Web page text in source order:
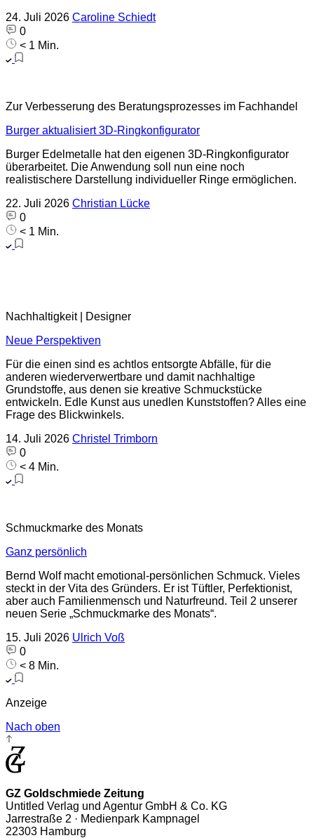
24. Juli 2026 Caroline Schiedt
0
< 1 Min.
Zur Verbesserung des Beratungsprozesses im Fachhandel
Burger aktualisiert 3D-Ringkonfigurator
Burger Edelmetalle hat den eigenen 3D-Ringkonfigurator
überarbeitet. Die Anwendung soll nun eine noch
realistischere Darstellung individueller Ringe ermöglichen.
22. Juli 2026 Christian Lücke
0
< 1 Min.
Nachhaltigkeit | Designer
Neue Perspektiven
Für die einen sind es achtlos entsorgte Abfälle, für die
anderen wiederverwertbare und damit nachhaltige
Grundstoffe, aus denen sie kreative Schmuckstücke
entwickeln. Edle Kunst aus unedlen Kunststoffen? Alles eine
Frage des Blickwinkels.
14. Juli 2026 Christel Trimborn
0
< 4 Min.
Schmuckmarke des Monats
Ganz persönlich
Bernd Wolf macht emotional-persönlichen Schmuck. Vieles
steckt in der Vita des Gründers. Er ist Tüftler, Perfektionist,
aber auch Familienmensch und Naturfreund. Teil 2 unserer
neuen Serie „Schmuckmarke des Monats“.
15. Juli 2026 Ulrich Voß
0
< 8 Min.
Anzeige
Nach oben
GZ Goldschmiede Zeitung
Untitled Verlag und Agentur GmbH & Co. KG
Jarrestraße 2 · Medienpark Kampnagel
22303 Hamburg